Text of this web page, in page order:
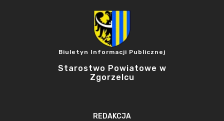
Biuletyn Informacji Publicznej
Starostwo Powiatowe w
Zgorzelcu
REDAKCJA